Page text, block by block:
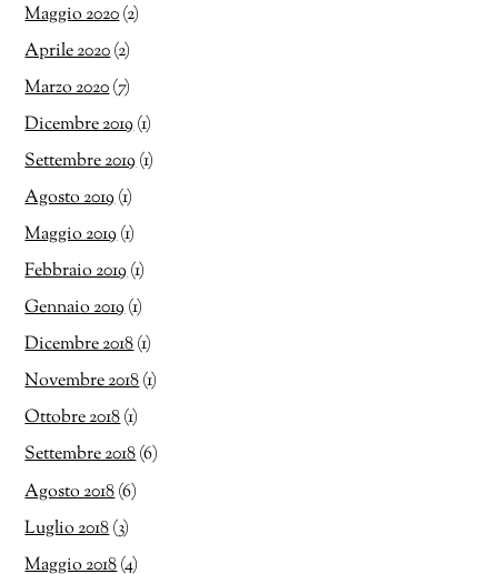
Maggio 2020(2)
Aprile 2020(2)
Marzo 2020(7)
Dicembre 2019(1)
Settembre 2019(1)
Agosto 2019(1)
Maggio 2019(1)
Febbraio 2019(1)
Gennaio 2019(1)
Dicembre 2018(1)
Novembre 2018(1)
Ottobre 2018(1)
Settembre 2018(6)
Agosto 2018(6)
Luglio 2018(3)
Maggio 2018(4)